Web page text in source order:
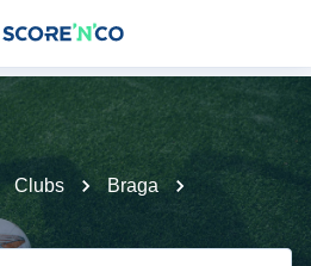
Clubs
Braga